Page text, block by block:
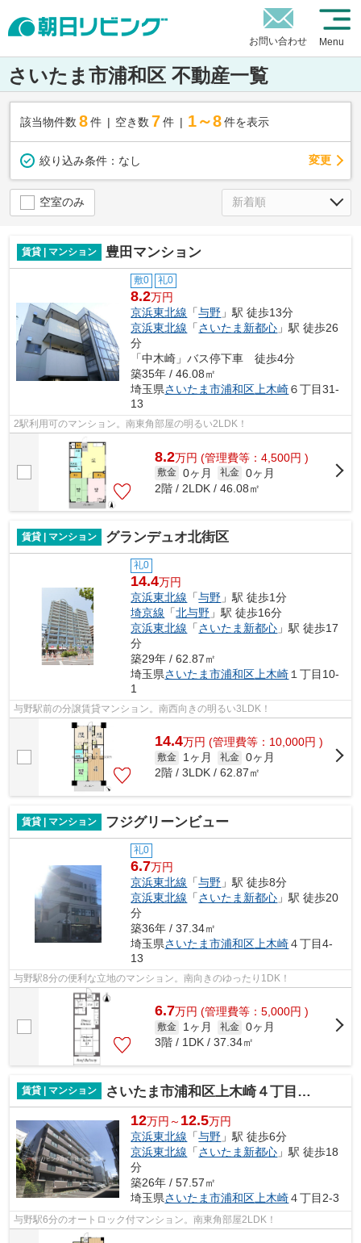
お問い合わせ Menu
さいたま市浦和区 不動産一覧
該当物件数 8件 空き数 7 件 1～8 件を表示
絞り込み条件： なし 変更
空室のみ
賃貸 | マンション 豊田マンション
敷0 礼0
8.2万円
京浜東北線 「与野 」駅 徒歩13分
京浜東北線 「さいたま新都心 」駅 徒歩26
分
「中木崎」バス停下車 徒歩4分
築35年 / 46.08㎡
埼玉県さいたま市浦和区 上木崎６丁目31-
13
2駅利用可のマンション。南東角部屋の明るい2LDK！
8.2万円 (管理費等：4,500円 )
敷金 0ヶ月 礼金 0ヶ月
2階 / 2LDK / 46.08㎡
賃貸 | マンション グランデュオ北街区
礼0
14.4万円
京浜東北線 「与野 」駅 徒歩1分
埼京線 「北与野 」駅 徒歩16分
京浜東北線 「さいたま新都心 」駅 徒歩17
分
築29年 / 62.87㎡
埼玉県さいたま市浦和区 上木崎 １丁目10-
1
与野駅前の分譲賃貸マンション。南西向きの明るい3LDK！
14.4万円 (管理費等：10,000円 )
敷金 1ヶ月 礼金 0ヶ月
2階 / 3LDK / 62.87㎡
賃貸 | マンション フジグリーンビュー
礼0
6.7万円
京浜東北線 「与野 」駅 徒歩8分
京浜東北線 「さいたま新都心 」駅 徒歩20
分
築36年 / 37.34㎡
埼玉県さいたま市浦和区 上木崎４丁目4-
13
与野駅8分の便利な立地のマンション。南向きのゆったり1DK！
6.7万円 (管理費等：5,000円 )
敷金 1ヶ月 礼金 0ヶ月
3階 / 1DK / 37.34㎡
賃貸 | マンション さいたま市浦和区上木崎４丁目のマンション
12万円～ 12.5万円
京浜東北線 「与野 」駅 徒歩6分
京浜東北線 「さいたま新都心 」駅 徒歩18
分
築26年 / 57.57㎡
埼玉県さいたま市浦和区上木崎４丁目2-3
与野駅6分のオートロック付マンション。南東角部屋2LDK！